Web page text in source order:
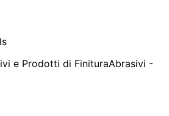
e Prodotti di FinituraAbrasivi -